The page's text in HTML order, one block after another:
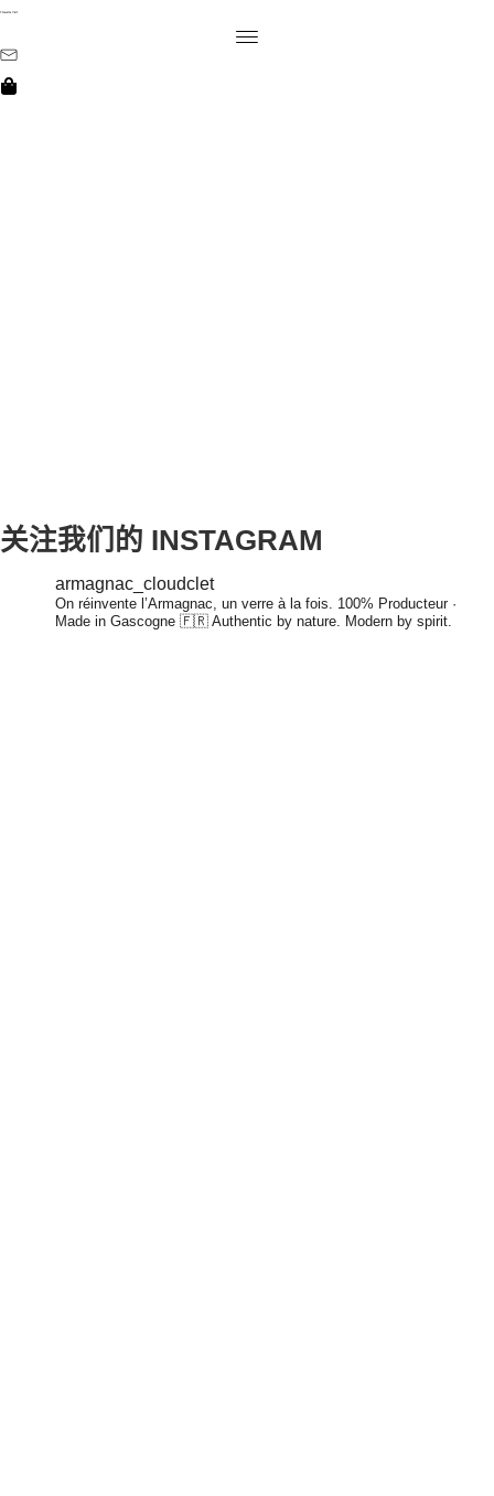
关注我们的 INSTAGRAM
armagnac_cloudclet
On réinvente l’Armagnac, un verre à la fois. 100% Producteur ·
Made in Gascogne 🇫🇷 Authentic by nature. Modern by spirit.